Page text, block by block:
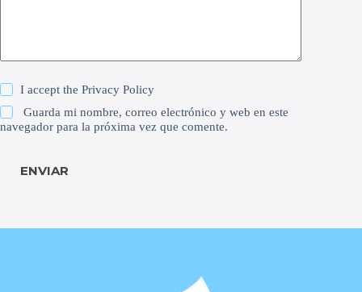
I accept thePrivacy Policy
Guarda mi nombre, correo electrónico y web en este
navegador para la próxima vez que comente.
ENVIAR